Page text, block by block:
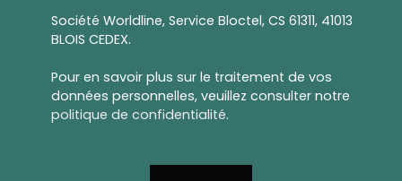
Société Worldline, Service Bloctel, CS 61311, 41013
BLOIS CEDEX.
Pour en savoir plus sur le traitement de vos
données personnelles, veuillez consulter notre
politique de confidentialité.